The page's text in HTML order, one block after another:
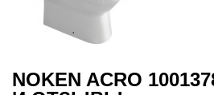
NOKEN ACRO